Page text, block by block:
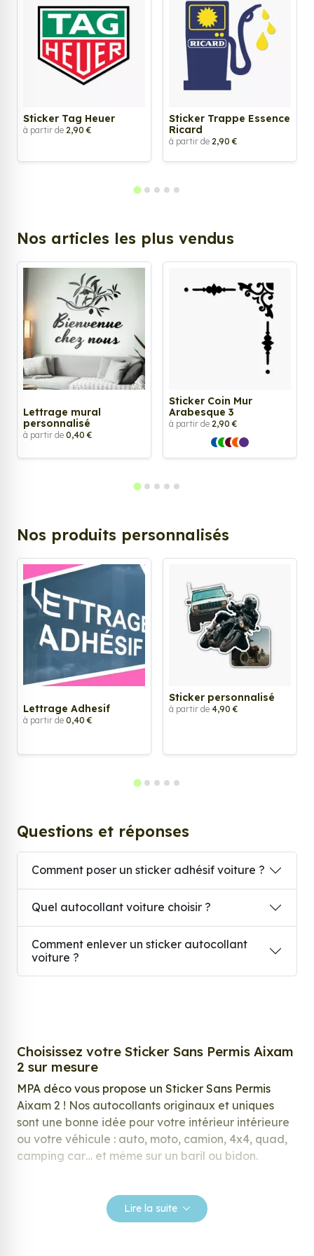
Sticker Tag Heuer
à partir de 2,90 €
Sticker Trappe Essence
Ricard
à partir de 2,90 €
Nos articles les plus vendus
Lettrage mural
personnalisé
à partir de 0,40 €
Sticker Coin Mur
Arabesque 3
à partir de 2,90 €
Nos produits personnalisés
Lettrage Adhesif
à partir de 0,40 €
Sticker personnalisé
à partir de 4,90 €
Questions et réponses
Comment poser un sticker adhésif voiture ?
Quel autocollant voiture choisir ?
Comment enlever un sticker autocollant
voiture ?
Choisissez votre Sticker Sans Permis Aixam
2 sur mesure
MPA déco vous propose un Sticker Sans Permis
Aixam 2 ! Nos autocollants originaux et uniques
sont une bonne idée pour votre intérieur intérieure
ou votre véhicule : auto, moto, camion, 4x4, quad,
camping car… et même sur un baril ou bidon.
répondre à vos attentes, laissez vous inspirer parmi
notre large gamme de stickers.
Lire la suite